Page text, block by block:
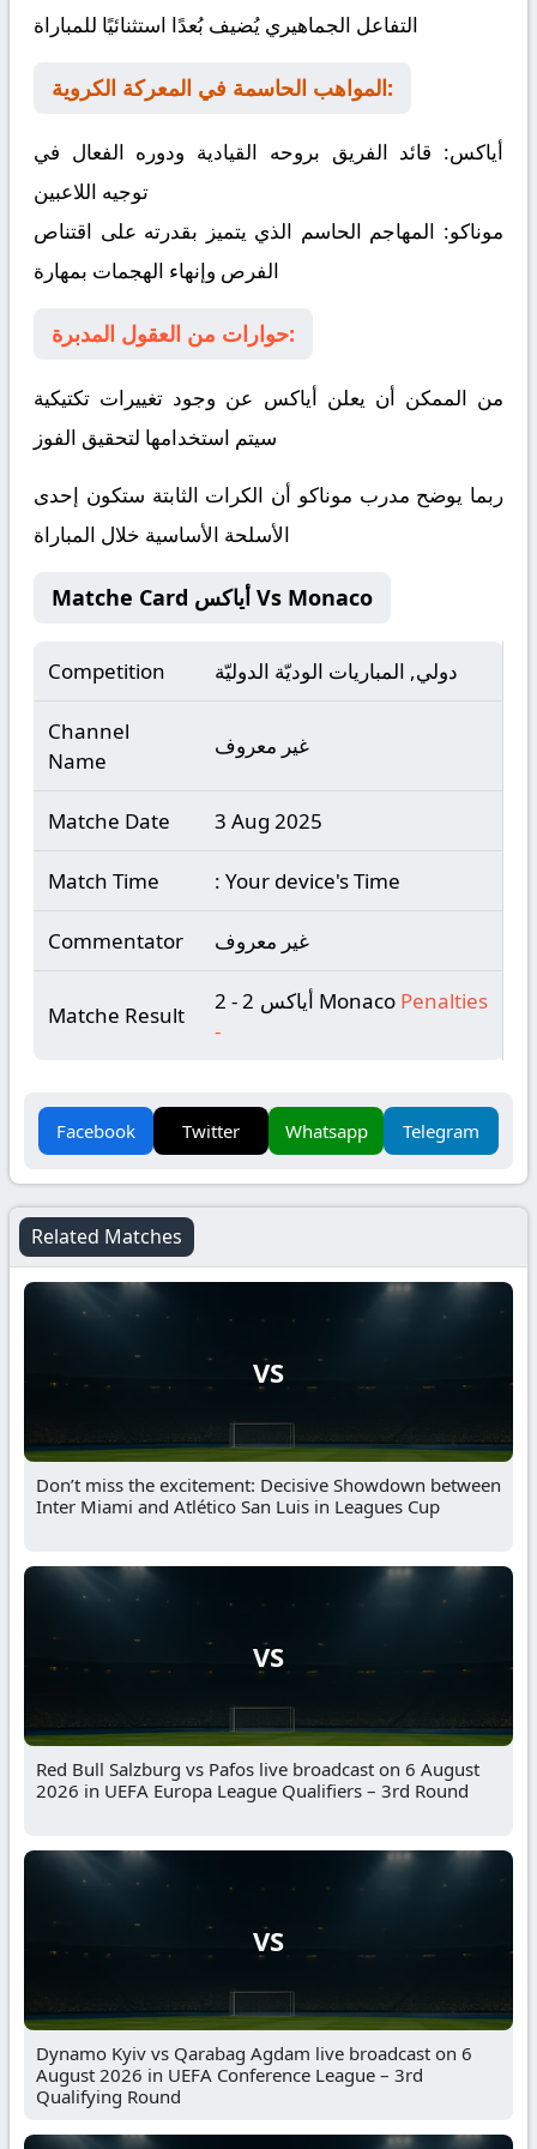
التفاعل الجماهيري يُضيف بُعدًا استثنائيًا للمباراة
المواهب الحاسمة في المعركة الكروية:
أياكس: قائد الفريق بروحه القيادية ودوره الفعال في
توجيه اللاعبين
موناكو: المهاجم الحاسم الذي يتميز بقدرته على اقتناص
الفرص وإنهاء الهجمات بمهارة
حوارات من العقول المدبرة:
من الممكن أن يعلن أياكس عن وجود تغييرات تكتيكية
سيتم استخدامها لتحقيق الفوز
ربما يوضح مدرب موناكو أن الكرات الثابتة ستكون إحدى
الأسلحة الأساسية خلال المباراة
Matche Card أياكس Vs Monaco
Competition دولي, المباريات الوديّة الدوليّة
Channel
Name
غير معروف
Matche Date 3 Aug 2025
Match Time : Your device's Time
Commentator غير معروف
Matche Result
أياكس 2 - 2 Monaco Penalties
-
Facebook Twitter Whatsapp Telegram
Related Matches
VS
Don’t miss the excitement: Decisive Showdown between
Inter Miami and Atlético San Luis in Leagues Cup
VS
Red Bull Salzburg vs Pafos live broadcast on 6 August
2026 in UEFA Europa League Qualifiers – 3rd Round
VS
Dynamo Kyiv vs Qarabag Agdam live broadcast on 6
August 2026 in UEFA Conference League – 3rd
Qualifying Round